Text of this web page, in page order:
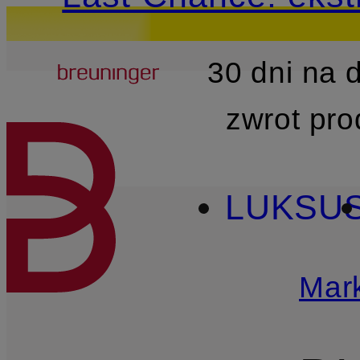
PRZEJDŹ DO GŁÓWNEJ
Breuninger
30 dni na
zwrot